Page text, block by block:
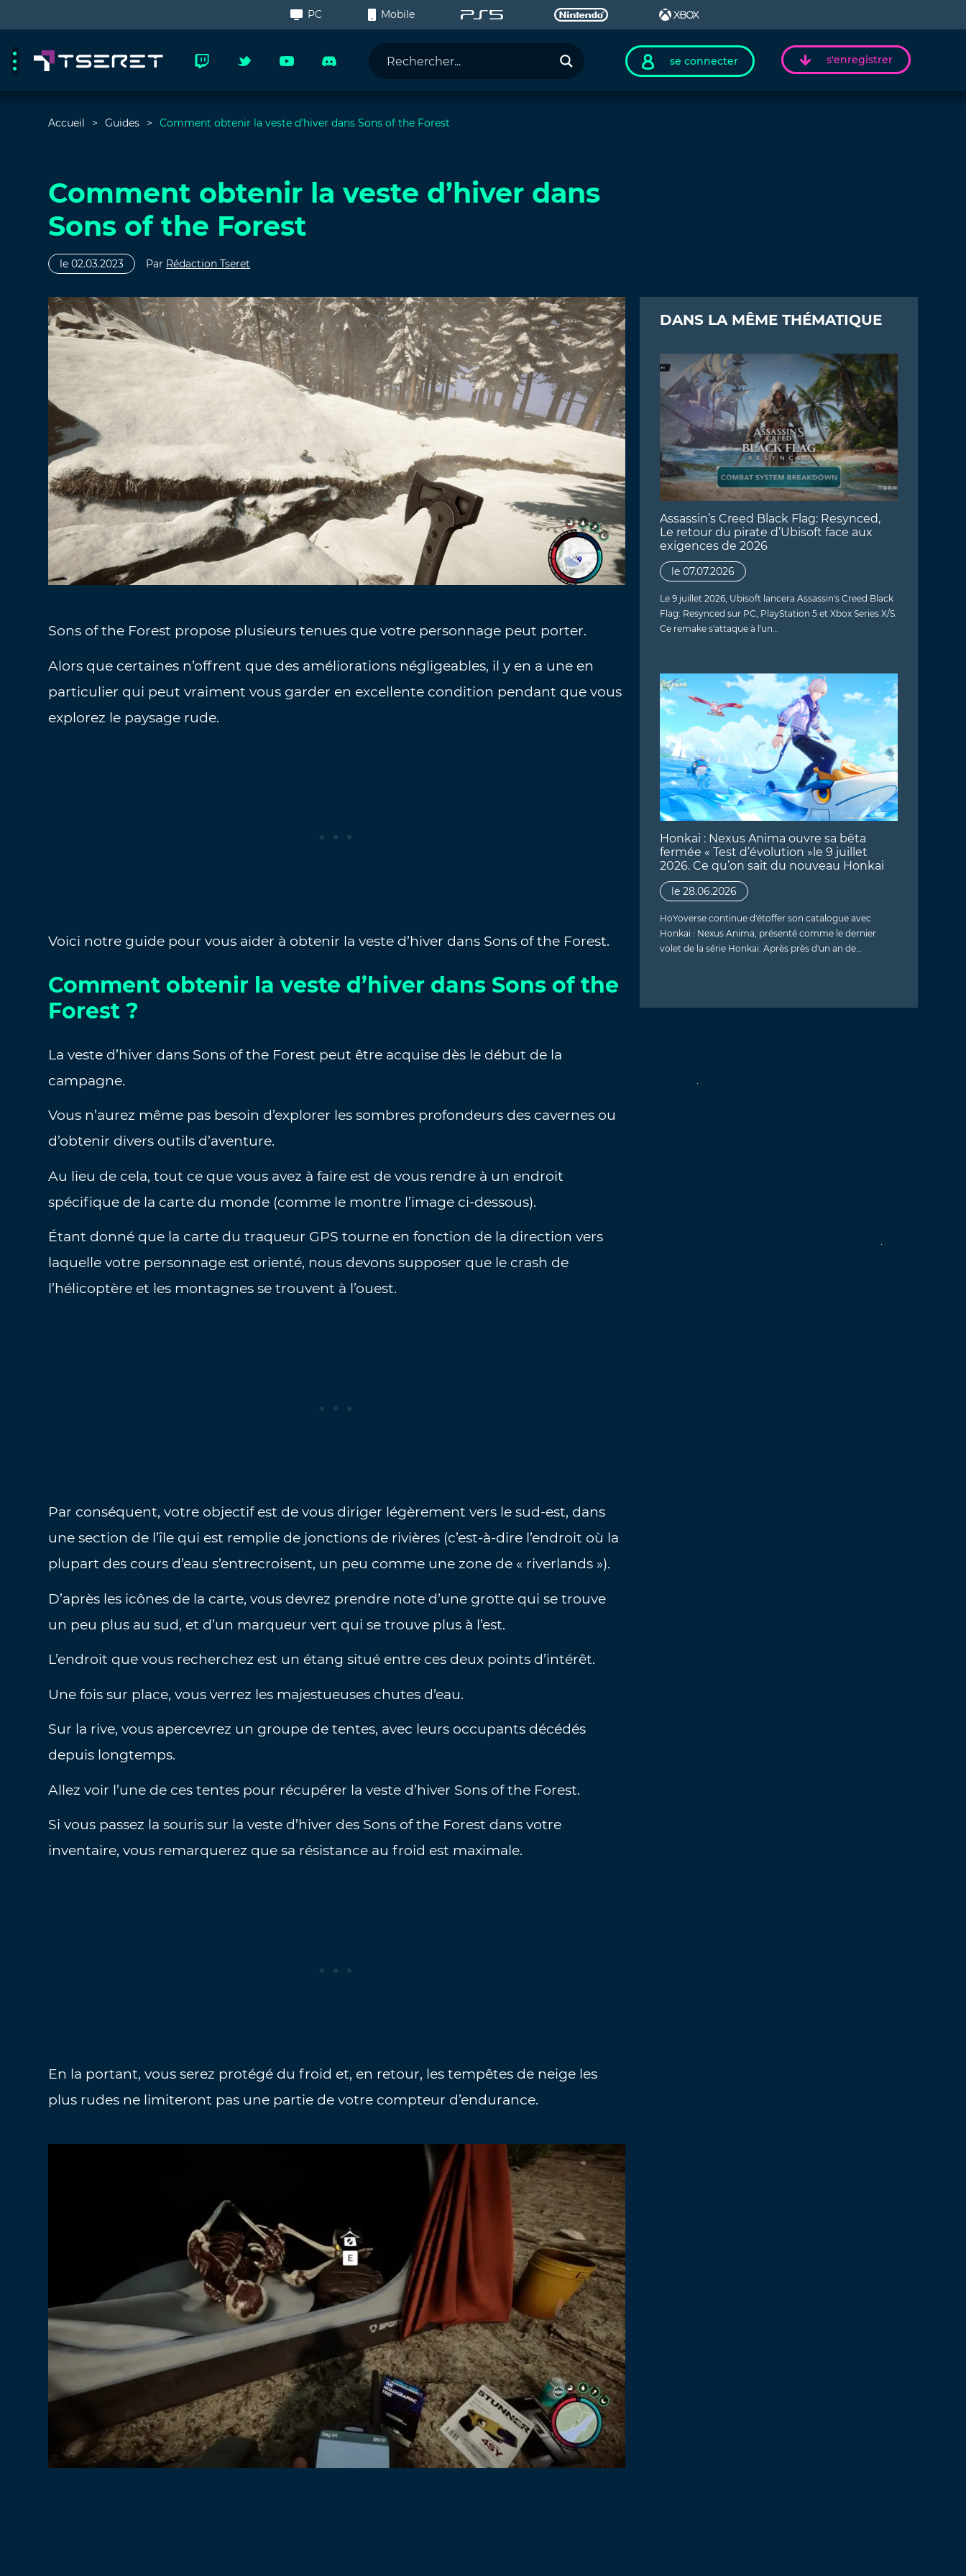
PC Mobile
se connecter s'enregistrer
Accueil Guides Comment obtenir la veste d’hiver dans Sons of the Forest
Comment obtenir la veste d’hiver dans
Sons of the Forest
le 02.03.2023 Par Rédaction Tseret
Sons of the Forest propose plusieurs tenues que votre personnage peut porter.
Alors que certaines n’offrent que des améliorations négligeables, il y en a une en
particulier qui peut vraiment vous garder en excellente condition pendant que vous
explorez le paysage rude.
Voici notre guide pour vous aider à obtenir la veste d’hiver dans Sons of the Forest.
Comment obtenir la veste d’hiver dans Sons of the
Forest ?
La veste d’hiver dans Sons of the Forest peut être acquise dès le début de la
campagne.
Vous n’aurez même pas besoin d’explorer les sombres profondeurs des cavernes ou
d’obtenir divers outils d’aventure.
Au lieu de cela, tout ce que vous avez à faire est de vous rendre à un endroit
spécifique de la carte du monde (comme le montre l’image ci-dessous).
Étant donné que la carte du traqueur GPS tourne en fonction de la direction vers
laquelle votre personnage est orienté, nous devons supposer que le crash de
l’hélicoptère et les montagnes se trouvent à l’ouest.
Par conséquent, votre objectif est de vous diriger légèrement vers le sud-est, dans
une section de l’île qui est remplie de jonctions de rivières (c’est-à-dire l’endroit où la
plupart des cours d’eau s’entrecroisent, un peu comme une zone de « riverlands »).
D’après les icônes de la carte, vous devrez prendre note d’une grotte qui se trouve
un peu plus au sud, et d’un marqueur vert qui se trouve plus à l’est.
L’endroit que vous recherchez est un étang situé entre ces deux points d’intérêt.
Une fois sur place, vous verrez les majestueuses chutes d’eau.
Sur la rive, vous apercevrez un groupe de tentes, avec leurs occupants décédés
depuis longtemps.
Allez voir l’une de ces tentes pour récupérer la veste d’hiver Sons of the Forest.
Si vous passez la souris sur la veste d’hiver des Sons of the Forest dans votre
inventaire, vous remarquerez que sa résistance au froid est maximale.
En la portant, vous serez protégé du froid et, en retour, les tempêtes de neige les
plus rudes ne limiteront pas une partie de votre compteur d’endurance.
DANS LA MÊME THÉMATIQUE
Assassin’s Creed Black Flag: Resynced,
Le retour du pirate d’Ubisoft face aux
exigences de 2026
le 07.07.2026
Le 9 juillet 2026, Ubisoft lancera Assassin's Creed Black
Flag: Resynced sur PC, PlayStation 5 et Xbox Series X/S.
Ce remake s'attaque à l'un…
Honkai : Nexus Anima ouvre sa bêta
fermée « Test d’évolution »le 9 juillet
2026. Ce qu’on sait du nouveau Honkai
le 28.06.2026
HoYoverse continue d'étoffer son catalogue avec
Honkai : Nexus Anima, présenté comme le dernier
volet de la série Honkai. Après près d'un an de…